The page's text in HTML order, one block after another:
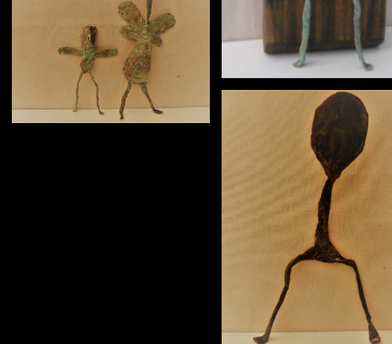
Objekt 10
Objekt 5